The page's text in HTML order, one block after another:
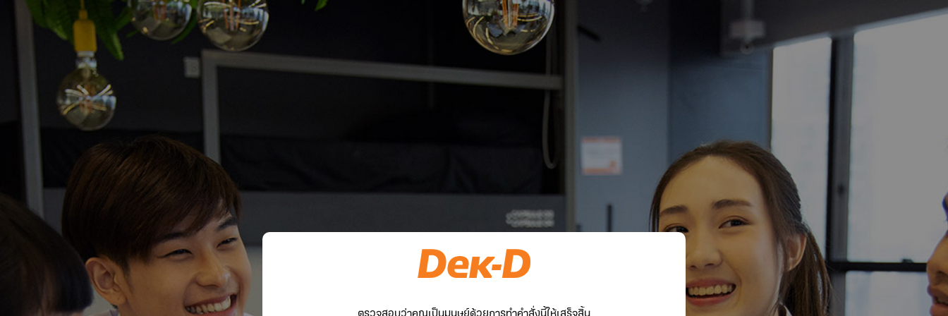
ตรวจสอบว่าคุณเป็นมนุษย์ด้วยการทำคำสั่งนี้ให้เสร็จสิ้น